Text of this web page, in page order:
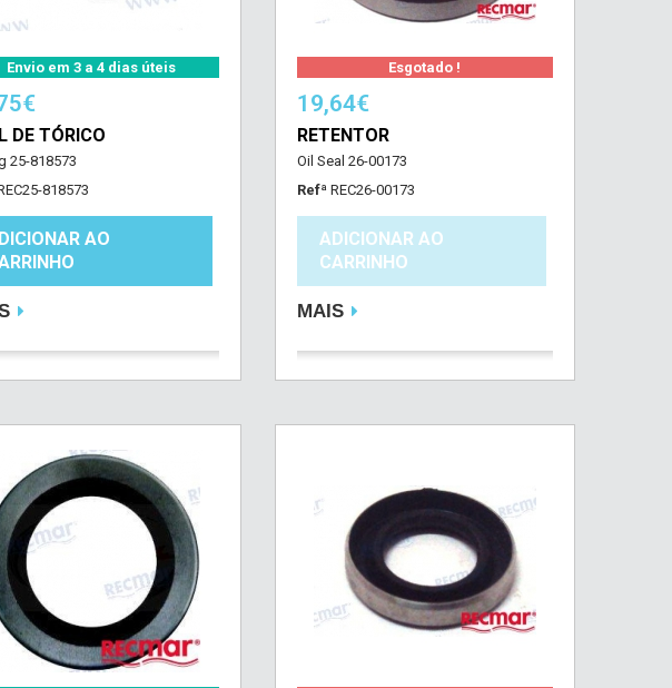
Envio em 3 a 4 dias úteis
DE TÓRICO
25-818573
818573
AO
Esgotado !
19,64€
RETENTOR
Oil Seal 26-00173
Refª REC26-00173
ADICIONAR AO
CARRINHO
MAIS